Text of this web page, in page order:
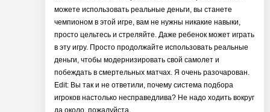
можете использовать реальные деньги, вы станете
чемпионом в этой игре, вам не нужны никакие навыки,
просто цельтесь и стреляйте. Даже ребенок может играть
в эту игру. Просто продолжайте использовать реальные
деньги, чтобы модернизировать свой самолет и
побеждать в смертельных матчах. Я очень разочарован.
Edit: Вы так и не ответили, почему система подбора
игроков настолько несправедлива? Не надо ходить вокруг
да около, пожалуйста.